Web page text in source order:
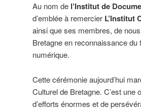
Au nom de l’Institut de
d’emblée à remercier L’Institut
ainsi que ses membres, de
Bretagne en reconnaissance du
numérique.
Cette cérémonie aujourd’hui
Culturel de Bretagne. C’est une
d’efforts énormes et de